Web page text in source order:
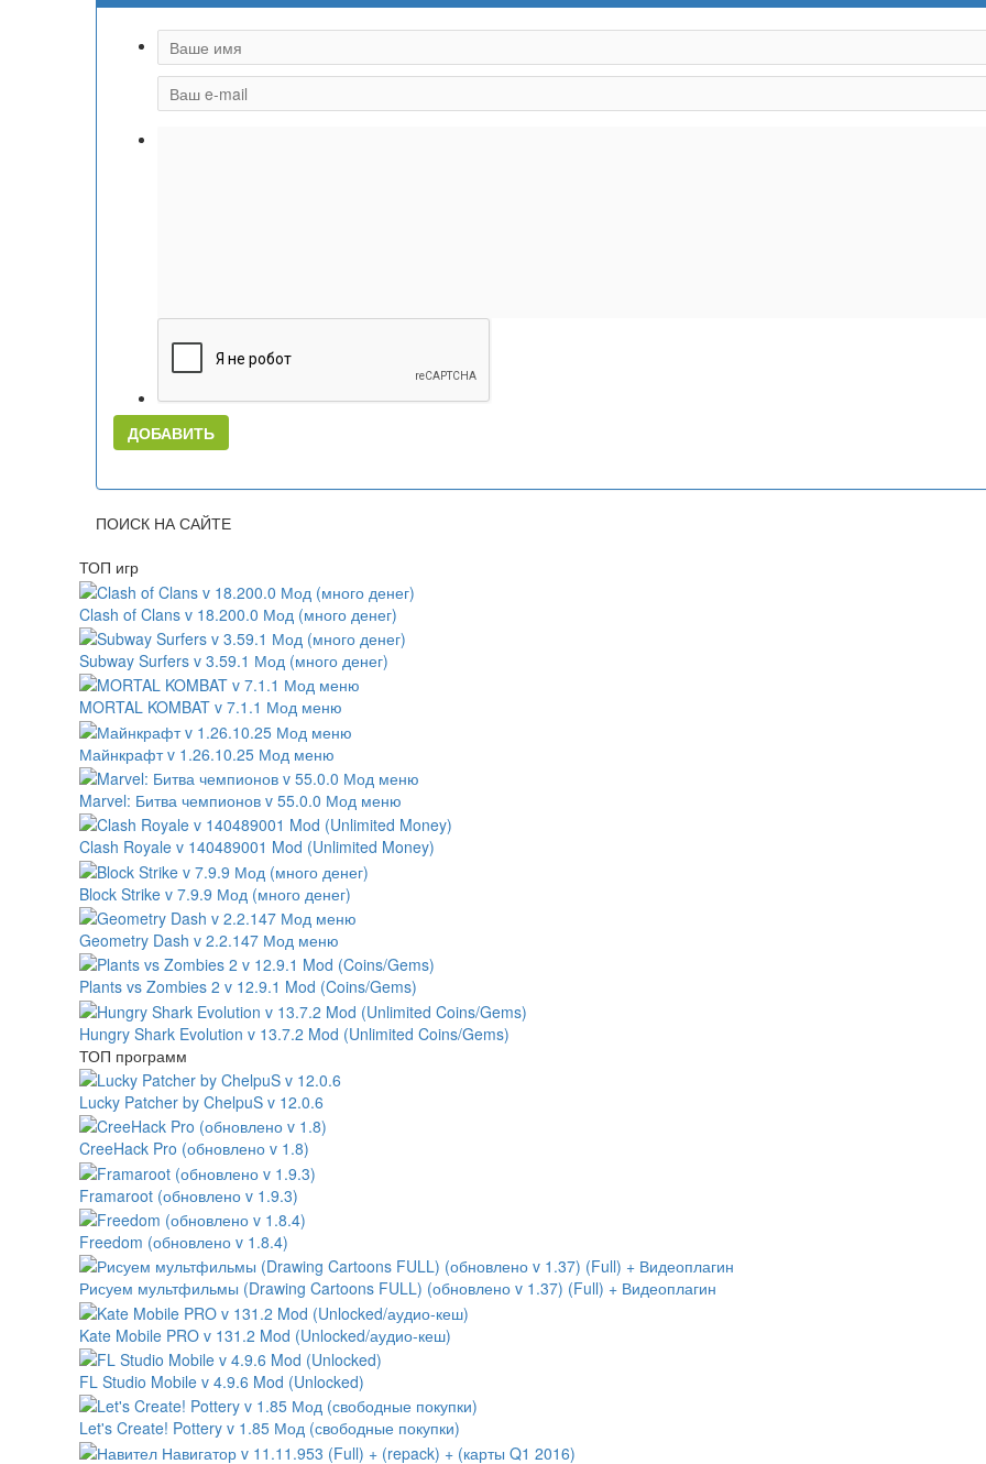
ДОБАВИТЬ
ПОИСК НА САЙТЕ
ТОП игр
Clash of Clans v 18.200.0 Мод (много денег)
Subway Surfers v 3.59.1 Мод (много денег)
MORTAL KOMBAT v 7.1.1 Мод меню
Майнкрафт v 1.26.10.25 Мод меню
Marvel: Битва чемпионов v 55.0.0 Мод меню
Clash Royale v 140489001 Mod (Unlimited Money)
Block Strike v 7.9.9 Мод (много денег)
Geometry Dash v 2.2.147 Мод меню
Plants vs Zombies 2 v 12.9.1 Mod (Coins/Gems)
Hungry Shark Evolution v 13.7.2 Mod (Unlimited Coins/Gems)
ТОП программ
Lucky Patcher by ChelpuS v 12.0.6
CreeHack Pro (обновлено v 1.8)
Framaroot (обновлено v 1.9.3)
Freedom (обновлено v 1.8.4)
Рисуем мультфильмы (Drawing Cartoons FULL) (обновлено v 1.37) (Full) + Видеоплагин
Kate Mobile PRO v 131.2 Mod (Unlocked/аудио-кеш)
FL Studio Mobile v 4.9.6 Mod (Unlocked)
Let's Create! Pottery v 1.85 Мод (свободные покупки)